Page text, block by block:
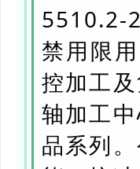
5510.2-
禁用限
控加工
轴加工
品系列